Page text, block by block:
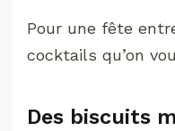
Pour une fête
cocktails qu’on
Des biscuits